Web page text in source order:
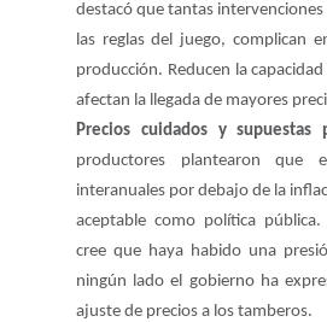
destacó que tantas
las reglas del juego, complican
producción. Reducen la
afectan la llegada de mayores
Precios cuidados y supuestas
productores plantearon que
interanuales por debajo de la
aceptable como política
cree que haya habido una
ningún lado el gobierno ha
ajuste de precios a los tamberos.